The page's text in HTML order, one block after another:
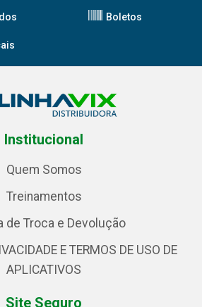
Boletos
Institucional
Quem Somos
Treinamentos
de Troca e Devolução
E TERMOS DE USO DE
APLICATIVOS
Site Seguro